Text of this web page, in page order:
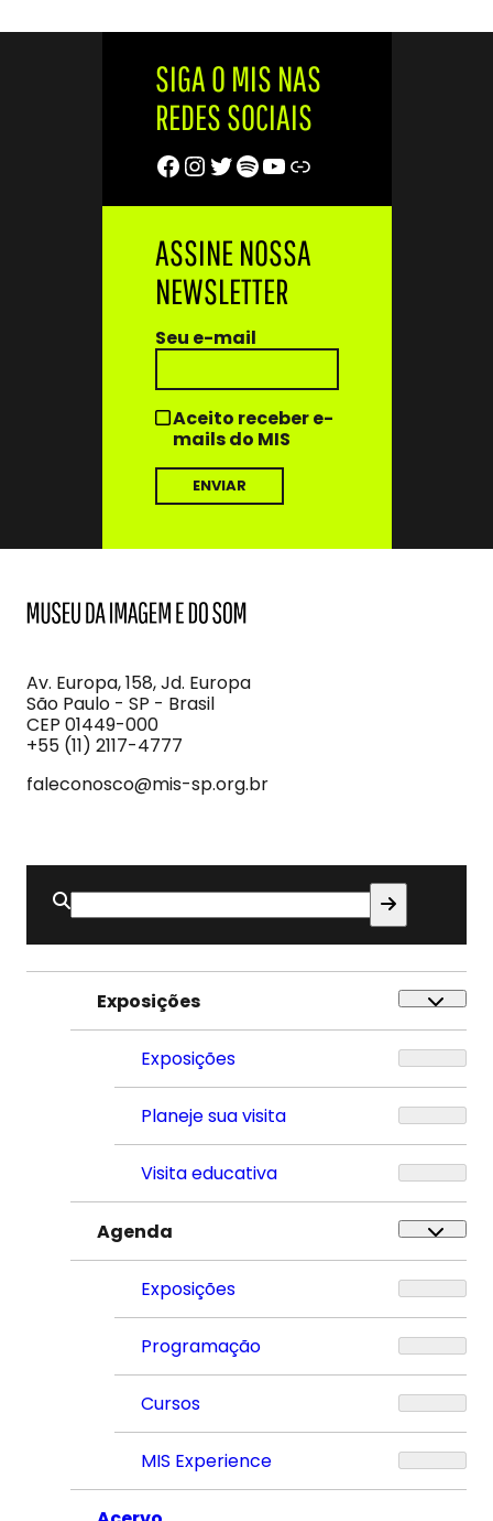
SIGA O MIS NAS
REDES SOCIAIS
Facebook
Instagram
Twitter
Spotify
Youtube
Trip Advisor
ASSINE NOSSA
NEWSLETTER
Seu e-mail
Aceito receber e-
mails do MIS
Imagem
e
do
Som
Av. Europa, 158, Jd. Europa
São Paulo - SP - Brasil
CEP 01449-000
+55 (11) 2117-4777
faleconosco@mis-sp.org.br
Buscar
por:
Exposições
Exposições
Planeje sua visita
Visita educativa
Agenda
Exposições
Programação
Cursos
MIS Experience